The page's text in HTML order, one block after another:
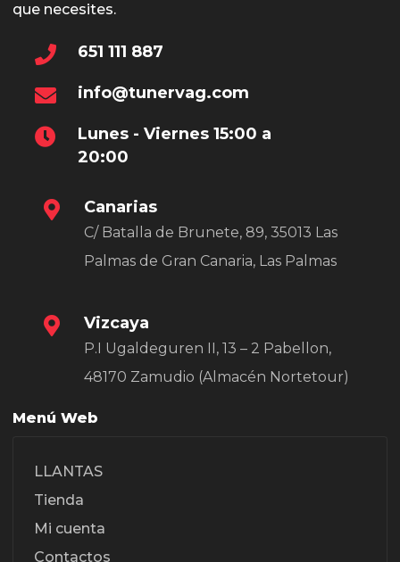
que necesites.
651 111 887
info@tunervag.com
Lunes - Viernes 15:00 a
20:00
Canarias
C/ Batalla de Brunete, 89, 35013 Las
Palmas de Gran Canaria, Las Palmas
Vizcaya
P.I Ugaldeguren II, 13 – 2 Pabellon,
48170 Zamudio (Almacén Nortetour)
Menú Web
LLANTAS
Tienda
Mi cuenta
Contactos